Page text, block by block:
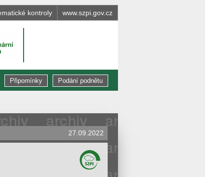
kontroly www.szpi.gov.cz
Podání podnětu
Připomínky
27.09.2022